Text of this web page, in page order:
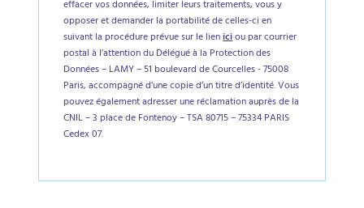
effacer vos données, limiter leurs traitements, vous y
opposer et demander la portabilité de celles-ci en
suivant la procédure prévue sur le lieniciou par courrier
postal à l’attention du Délégué à la Protection des
Données – LAMY – 51 boulevard de Courcelles - 75008
Paris, accompagné d’une copie d’un titre d’identité. Vous
pouvez également adresser une réclamation auprès de la
CNIL – 3 place de Fontenoy – TSA 80715 – 75334 PARIS
Cedex 07.